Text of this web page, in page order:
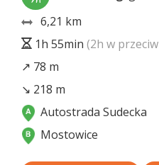
6,21 km
1h 55min (2h w
↗ 78 m
↘ 218 m
Autostrada Sudecka
Mostowice